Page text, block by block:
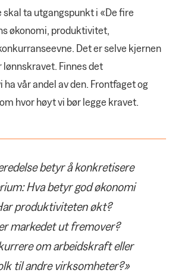
skal ta utgangspunkt i «De fire
økonomi, produktivitet,
Det er selve kjernen
Finnes det
vår andel av den. Frontfaget og
hvor høyt vi bør legge kravet.
betyr å konkretisere
Hva betyr god økonomi
produktiviteten økt?
markedet ut fremover?
om arbeidskraft eller
til andre virksomheter?»